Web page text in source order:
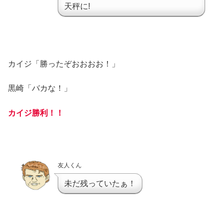
天秤に!
カイジ「勝ったぞおおおお！」
黒崎「バカな！」
カイジ勝利！！
友人くん
未だ残っていたぁ！